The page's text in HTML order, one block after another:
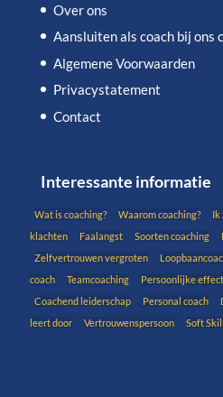
Over ons
Aansluiten als coach bij ons
Algemene Voorwaarden
Privacystatement
Contact
Interessante informatie
Wat is coaching? Waarom coaching? Ik
klachten
Faalangst Soorten coaching
Zelfvertrouwen vergroten
coach
Teamcoaching Persoonlijke
Coachend leiderschap
Personal coach
leert door
Vertrouwenspersoon Soft